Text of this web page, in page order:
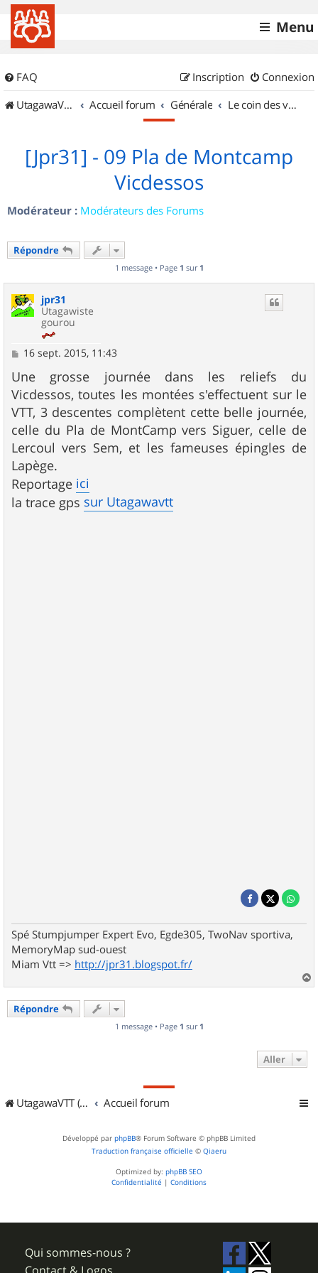
Menu
FAQ Connexion
Inscription
UtagawaVTT (Randos VTT et VTTAE avec traces GPS)
Accueil forum Générale Le coin des vidéastes
[Jpr31] - 09 Pla de Montcamp
Vicdessos
Modérateur : Modérateurs des Forums
Répondre
1 message • Page 1 sur 1
jpr31
Utagawiste
gourou
M
s
s
a
g
e
16 sept. 2015, 11:43
Une grosse journée dans les reliefs du
Vicdessos, toutes les montées s'effectuent sur le
VTT, 3 descentes complètent cette belle journée,
celle du Pla de MontCamp vers Siguer, celle de
Lercoul vers Sem, et les fameuses épingles de
Lapège.
Reportage ici
la trace gps sur Utagawavtt
Spé Stumpjumper Expert Evo, Egde305, TwoNav sportiva,
MemoryMap sud-ouest
Miam Vtt => http://jpr31.blogspot.fr/
a
Répondre
1 message • Page 1 sur 1
Aller
UtagawaVTT (Randos VTT et VTTAE avec traces GPS) Accueil forum
Développé par phpBB® Forum Software © phpBB Limited
Traduction française officielle © Qiaeru
Optimized by: phpBB SEO
Confidentialité | Conditions
Qui sommes-nous ?